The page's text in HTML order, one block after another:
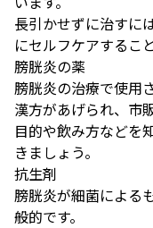
長引かせずに治すに
にセルフケアするこ
膀胱炎の薬
膀胱炎の治療で使用
漢方があげられ、市
目的や飲み方などを
きましょう。
抗生剤
膀胱炎が細菌による
般的です。